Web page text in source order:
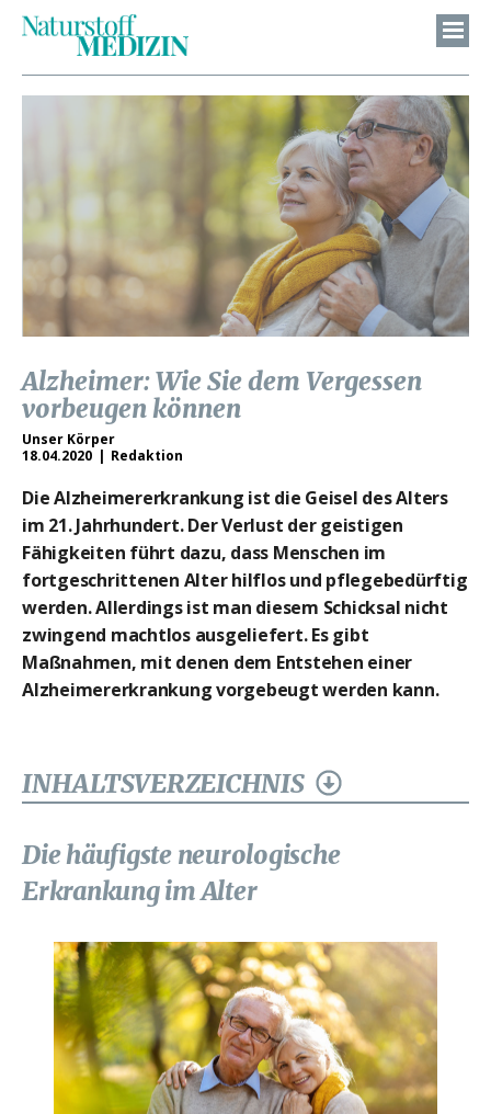
Alzheimer: Wie Sie dem Vergessen
vorbeugen können
Unser Körper
18.04.2020
Redaktion
Die Alzheimererkrankung ist die Geisel des Alters
im 21. Jahrhundert. Der Verlust der geistigen
Fähigkeiten führt dazu, dass Menschen im
fortgeschrittenen Alter hilflos und pflegebedürftig
werden. Allerdings ist man diesem Schicksal nicht
zwingend machtlos ausgeliefert. Es gibt
Maßnahmen, mit denen dem Entstehen einer
Alzheimererkrankung vorgebeugt werden kann.
INHALTSVERZEICHNIS
Die häufigste neurologische
Erkrankung im Alter